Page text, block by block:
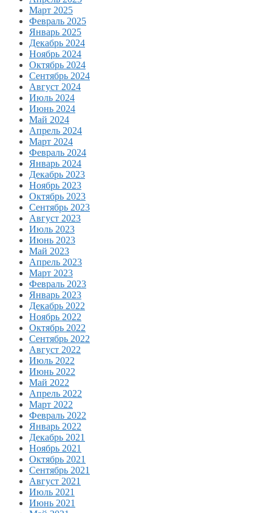
Март 2025
Февраль 2025
Январь 2025
Декабрь 2024
Ноябрь 2024
Октябрь 2024
Сентябрь 2024
Август 2024
Июль 2024
Июнь 2024
Май 2024
Апрель 2024
Март 2024
Февраль 2024
Январь 2024
Декабрь 2023
Ноябрь 2023
Октябрь 2023
Сентябрь 2023
Август 2023
Июль 2023
Июнь 2023
Май 2023
Апрель 2023
Март 2023
Февраль 2023
Январь 2023
Декабрь 2022
Ноябрь 2022
Октябрь 2022
Сентябрь 2022
Август 2022
Июль 2022
Июнь 2022
Май 2022
Апрель 2022
Март 2022
Февраль 2022
Январь 2022
Декабрь 2021
Ноябрь 2021
Октябрь 2021
Сентябрь 2021
Август 2021
Июль 2021
Июнь 2021